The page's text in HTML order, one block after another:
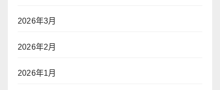
2026年3月
2026年2月
2026年1月